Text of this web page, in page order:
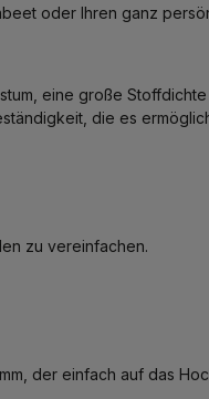
oder Ihren ganz
eine große
die es
zu vereinfachen.
der einfach auf das